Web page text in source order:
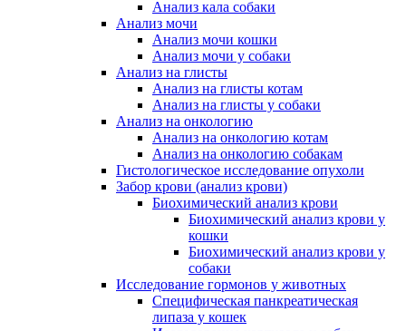
Анализ кала собаки
Анализ мочи
Анализ мочи кошки
Анализ мочи у собаки
Анализ на глисты
Анализ на глисты котам
Анализ на глисты у собаки
Анализ на онкологию
Анализ на онкологию котам
Анализ на онкологию собакам
Гистологическое исследование опухоли
Забор крови (анализ крови)
Биохимический анализ крови
Биохимический анализ крови у
кошки
Биохимический анализ крови у
собаки
Исследование гормонов у животных
Специфическая панкреатическая
липаза у кошек